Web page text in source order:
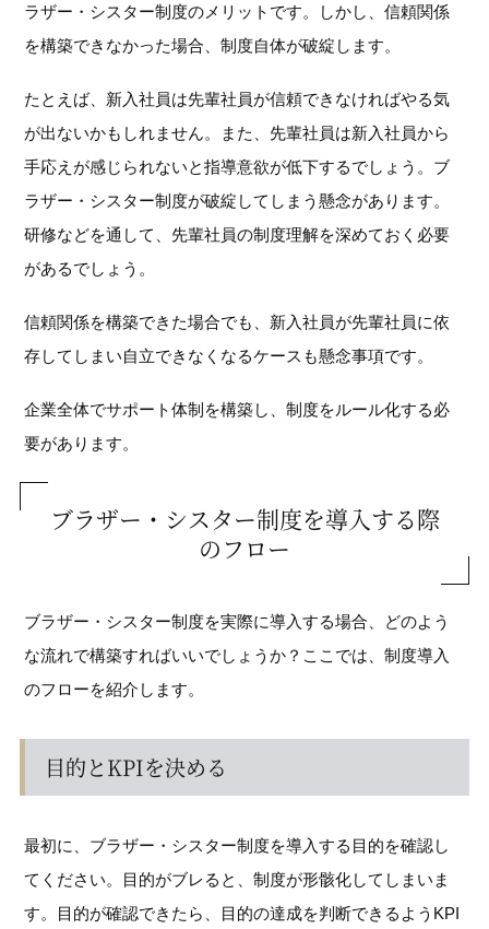
ラザー・シスター制度のメリットです。しかし、信頼関係
を構築できなかった場合、制度自体が破綻します。
たとえば、新入社員は先輩社員が信頼できなければやる気
が出ないかもしれません。また、先輩社員は新入社員から
手応えが感じられないと指導意欲が低下するでしょう。ブ
ラザー・シスター制度が破綻してしまう懸念があります。
研修などを通して、先輩社員の制度理解を深めておく必要
があるでしょう。
信頼関係を構築できた場合でも、新入社員が先輩社員に依
存してしまい自立できなくなるケースも懸念事項です。
企業全体でサポート体制を構築し、制度をルール化する必
要があります。
ブラザー・シスター制度を導入する際
のフロー
ブラザー・シスター制度を実際に導入する場合、どのよう
な流れで構築すればいいでしょうか？ここでは、制度導入
のフローを紹介します。
目的とKPIを決める
最初に、ブラザー・シスター制度を導入する目的を確認し
てください。目的がブレると、制度が形骸化してしまいま
す。目的が確認できたら、目的の達成を判断できるようKPI